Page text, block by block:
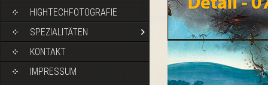
HIGHTECHFOTOGRAFIE
SPEZIALITÄTEN
KONTAKT
IMPRESSUM